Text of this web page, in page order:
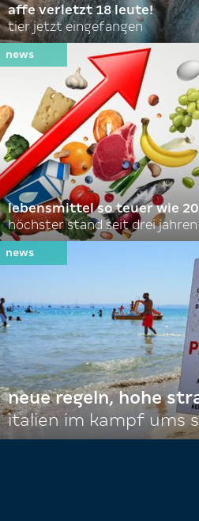
affe verletzt 18 leute!
tier jetzt eingefangen
lebensmittel so teuer wie
höchster stand seit drei jahren
neue regeln, hohe
italien im kampf ums